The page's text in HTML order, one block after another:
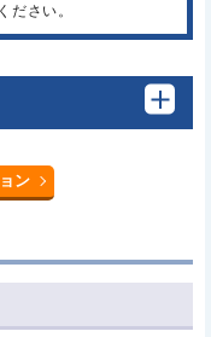
ださい。
ン